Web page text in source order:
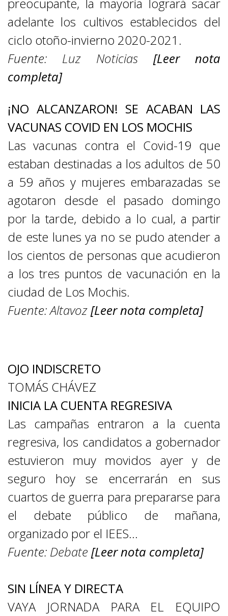
preocupante, la mayoría logrará sacar
adelante los cultivos establecidos del
ciclo otoño-invierno 2020-2021.
Fuente: Luz Noticias [Leer nota
completa]
¡NO ALCANZARON! SE ACABAN LAS
VACUNAS COVID EN LOS MOCHIS
Las vacunas contra el Covid-19 que
estaban destinadas a los adultos de 50
a 59 años y mujeres embarazadas se
agotaron desde el pasado domingo
por la tarde, debido a lo cual, a partir
de este lunes ya no se pudo atender a
los cientos de personas que acudieron
a los tres puntos de vacunación en la
ciudad de Los Mochis.
Fuente:Altavoz[Leer nota completa]
OJO INDISCRETO
TOMÁS CHÁVEZ
INICIA LA CUENTA REGRESIVA
Las campañas entraron a la cuenta
regresiva, los candidatos a gobernador
estuvieron muy movidos ayer y de
seguro hoy se encerrarán en sus
cuartos de guerra para prepararse para
el debate público de mañana,
organizado por el IEES…
Fuente: Debate [Leer nota completa]
SIN LÍNEA Y DIRECTA
VAYA JORNADA PARA EL EQUIPO